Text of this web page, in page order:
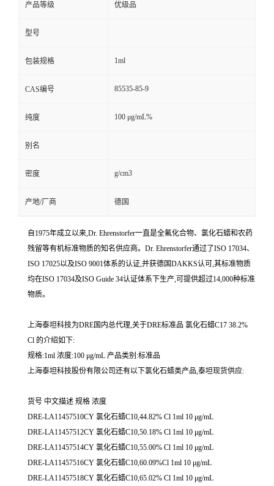
产品等级 优级品
型号
包装规格 1ml
CAS编号 85535-85-9
纯度 100 μg/mL%
别名
密度 g/cm3
产地/厂商 德国
自1975年成立以来,Dr. Ehrenstorfer一直是全氟化合物、氯化石蜡和农药
残留等有机标准物质的知名供应商。Dr. Ehrenstorfer通过了ISO 17034、
ISO 17025以及ISO 9001体系的认证,并获德国DAKKS认可,其标准物质
均在ISO 17034及ISO Guide 34认证体系下生产,可提供超过14,000种标准
物质。
上海泰坦科技为DRE国内总代理,关于DRE标准品 氯化石蜡C17 38.2%
Cl 的介绍如下:
规格:1ml 浓度:100 μg/mL 产品类别:标准品
上海泰坦科技股份有限公司还有以下氯化石蜡类产品,泰坦现货供应:
货号 中文描述 规格 浓度
DRE-LA11457510CY 氯化石蜡C10,44.82% Cl 1ml 10 μg/mL
DRE-LA11457512CY 氯化石蜡C10,50.18% Cl 1ml 10 μg/mL
DRE-LA11457514CY 氯化石蜡C10,55.00% Cl 1ml 10 μg/mL
DRE-LA11457516CY 氯化石蜡C10,60.09%Cl 1ml 10 μg/mL
DRE-LA11457518CY 氯化石蜡C10,65.02% Cl 1ml 10 μg/mL